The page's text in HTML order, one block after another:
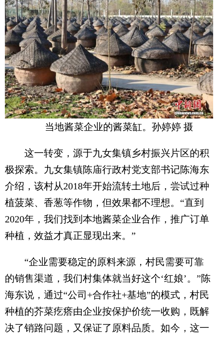
当地酱菜企业的酱菜缸。孙婷婷 摄
这一转变，源于九女集镇乡村振兴片区的积
极探索。九女集镇陈庙行政村党支部书记陈海东
介绍，该村从2018年开始流转土地后，尝试过种
植菠菜、香葱等作物，但效果都不理想。“直到
2020年，我们找到本地酱菜企业合作，推广订单
种植，效益才真正显现出来。”
“企业需要稳定的原料来源，村民需要可靠
的销售渠道，我们村集体就当好这个‘红娘’。”陈
海东说，通过“公司+合作社+基地”的模式，村民
种植的芥菜疙瘩由企业按保护价统一收购，既解
决了销路问题，又保证了原料品质。如今，这一